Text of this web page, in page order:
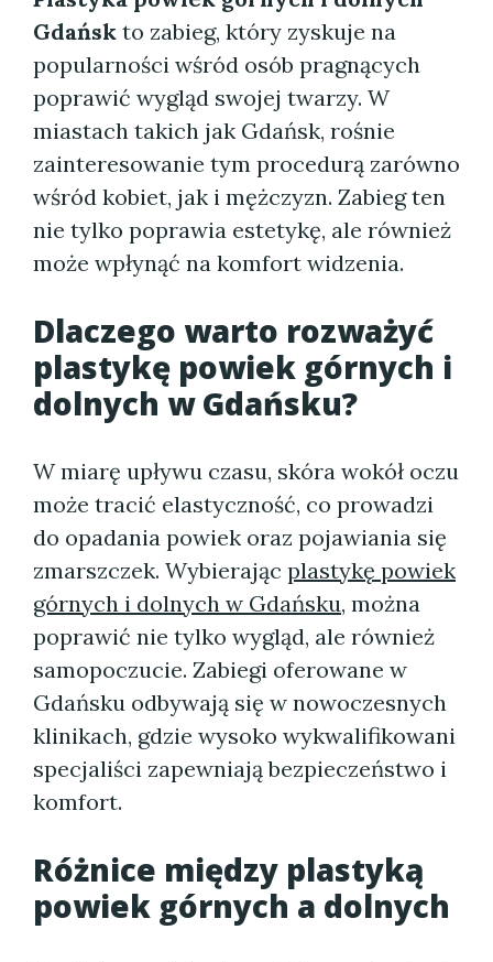
Gdańsk to zabieg, który zyskuje na
popularności wśród osób pragnących
poprawić wygląd swojej twarzy. W
miastach takich jak Gdańsk, rośnie
zainteresowanie tym procedurą zarówno
wśród kobiet, jak i mężczyzn. Zabieg ten
nie tylko poprawia estetykę, ale również
może wpłynąć na komfort widzenia.
Dlaczego warto rozważyć
plastykę powiek górnych i
dolnych w Gdańsku?
W miarę upływu czasu, skóra wokół oczu
może tracić elastyczność, co prowadzi
do opadania powiek oraz pojawiania się
zmarszczek. Wybierając plastykę powiek
górnych i dolnych w Gdańsku, można
poprawić nie tylko wygląd, ale również
samopoczucie. Zabiegi oferowane w
Gdańsku odbywają się w nowoczesnych
klinikach, gdzie wysoko wykwalifikowani
specjaliści zapewniają bezpieczeństwo i
komfort.
Różnice między plastyką
powiek górnych a dolnych